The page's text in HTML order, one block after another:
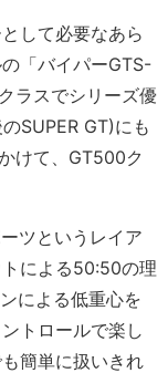
して必要なあら
「バイパーGTS-
ラスでシリーズ優
SUPER GT)にも
けて、GT500ク
ツというレイア
による50:50の理
による低重心を
トロールで楽し
簡単に扱いきれ